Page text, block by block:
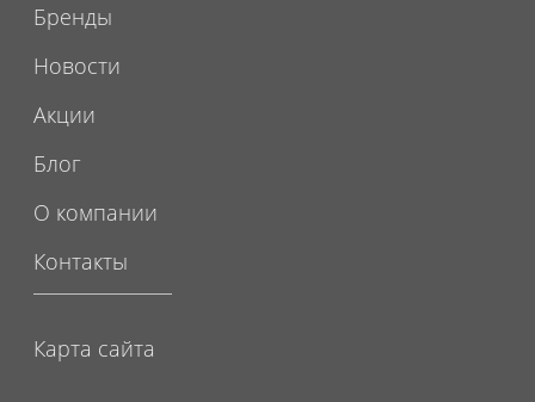
Бренды
Новости
Акции
Блог
О компании
Контакты
Карта сайта